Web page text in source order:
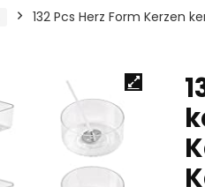
132 Pcs Herz Form Kerzen